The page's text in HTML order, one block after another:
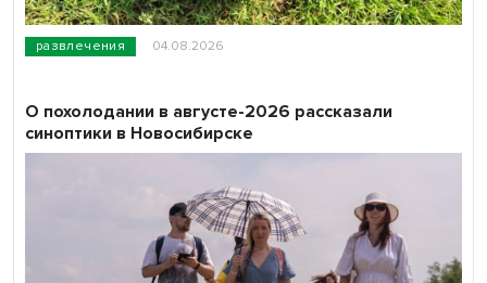
развлечения 04.08.2026
О похолодании в августе-2026 рассказали
синоптики в Новосибирске